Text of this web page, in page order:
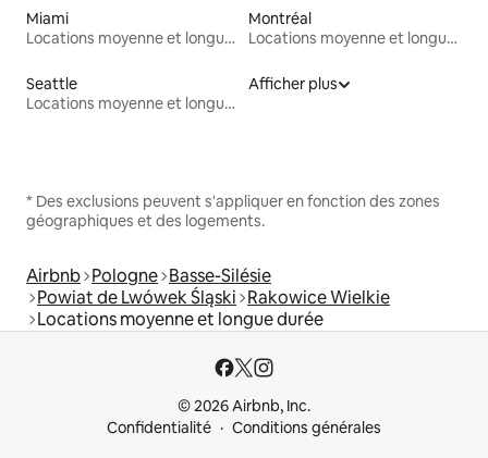
Miami
Locations moyenne et longue durée
Montréal
Locations moyenne et longue durée
Seattle
Locations moyenne et longue durée
Afficher plus
* Des exclusions peuvent s'appliquer en fonction des zones
géographiques et des logements.
Airbnb Pologne Basse-Silésie
Powiat de Lwówek Śląski Rakowice Wielkie
Locations moyenne et longue durée
© 2026 Airbnb, Inc.
Confidentialité
Conditions générales